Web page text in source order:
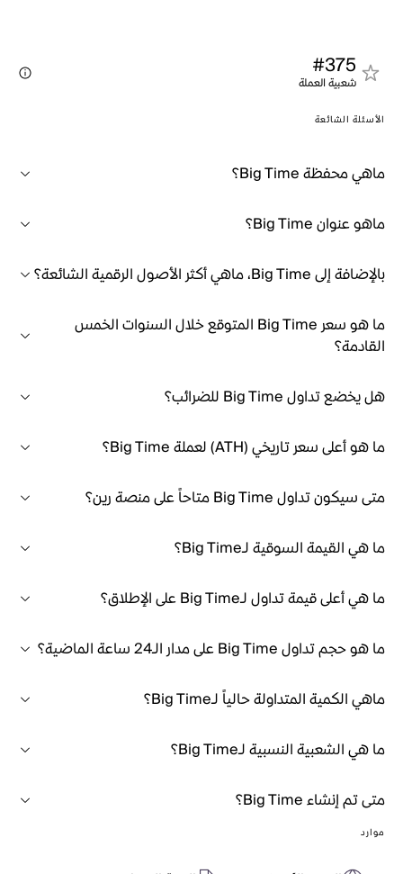
#375
شعبية العملة
الأسئلة الشائعة
ماهي محفظة Big Time؟
ماهو عنوان Big Time؟
بالإضافة إلى Big Time، ماهي أكثر الأصول الرقمية الشائعة؟
ما هو سعر Big Time المتوقع خلال السنوات الخمس
القادمة؟
هل يخضع تداول Big Time للضرائب؟
ما هو أعلى سعر تاريخي (ATH) لعملة Big Time؟
متى سيكون تداول Big Time متاحاً على منصة رين؟
ما هي القيمة السوقية لـBig Time؟
ما هي أعلى قيمة تداول لـBig Time على الإطلاق؟
ما هو حجم تداول Big Time على مدار الـ24 ساعة الماضية؟
ماهي الكمية المتداولة حالياً لـBig Time؟
ما هي الشعبية النسبية لـBig Time؟
متى تم إنشاء Big Time؟
موارد